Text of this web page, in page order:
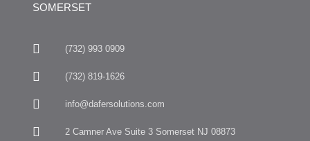
SOMERSET
(732) 993 0909
(732) 819-1626
info@dafersolutions.com
2 Camner Ave Suite 3 Somerset NJ 08873